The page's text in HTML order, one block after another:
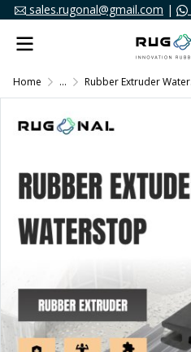
sales.rugonal@gmail.com |
Home ... Rubber Extruder Waterstop